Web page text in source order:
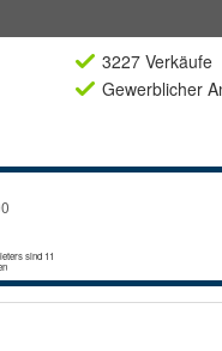
3227 Verkäufe
Gewerblicher